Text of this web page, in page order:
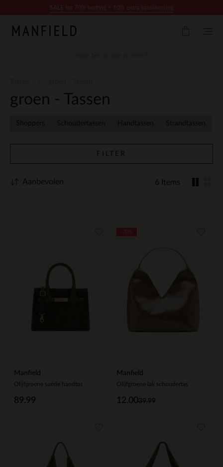
groen - Tassen
Shoppers Schoudertassen Handtassen Strandtassen
FILTER
6 Items
Aanbevolen
Manfield
Olijfgroene suède handtas
89.99
Manfield
Olijfgroene lak schoudertas
39.99
12.00